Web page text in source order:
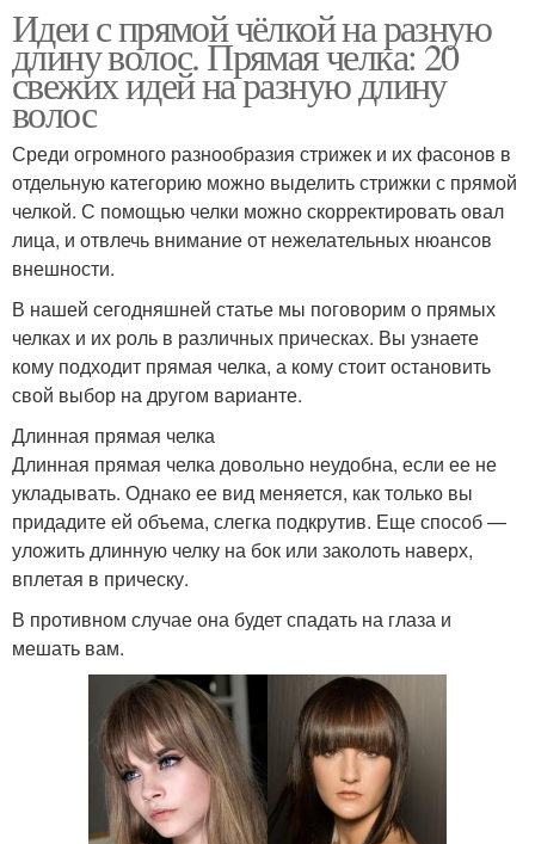
Идеи с прямой чёлкой на разную
длину волос. Прямая челка: 20
свежих идей на разную длину
волос
Среди огромного разнообразия стрижек и их фасонов в
отдельную категорию можно выделить стрижки с прямой
челкой. С помощью челки можно скорректировать овал
лица, и отвлечь внимание от нежелательных нюансов
внешности.
В нашей сегодняшней статье мы поговорим о прямых
челках и их роль в различных прическах. Вы узнаете
кому подходит прямая челка, а кому стоит остановить
свой выбор на другом варианте.
Длинная прямая челка
Длинная прямая челка довольно неудобна, если ее не
укладывать. Однако ее вид меняется, как только вы
придадите ей объема, слегка подкрутив. Еще способ —
уложить длинную челку на бок или заколоть наверх,
вплетая в прическу.
В противном случае она будет спадать на глаза и
мешать вам.